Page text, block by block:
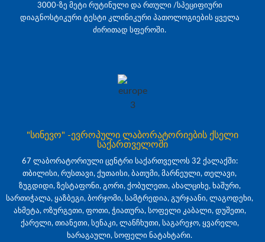
3000-ზე მეტი რუტინული და რთული /სპეციფიური
დიაგნოსტიკური ტესტი კლინიკური პათოლოგიების ყველა
ძირითად სფეროში.
"სინევო" -ევროპული ლაბორატორიების ქსელი
საქართველოში
67 ლაბორატორიული ცენტრი საქართველოს 32 ქალაქში:
თბილისი, რუსთავი, ქუთაისი, ბათუმი, მარნეული, თელავი,
ზუგდიდი, ზესტაფონი, გორი, ქობულეთი, ახალციხე, ხაშური,
სართიჭალა, ყაზბეგი, ბორჯომი, სამტრედია, გურჯაანი, ლაგოდეხი,
ახმეტა, ოზურგეთი, ფოთი, ჭიათურა, სოფელი კაბალი, დუშეთი,
ქარელი, თიანეთი, სენაკი, ლანჩხუთი, საგარეჯო, ყვარელი,
ხარაგაული, სოფელი ნატახტარი.